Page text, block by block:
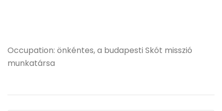
Occupation: önkéntes, a budapesti Skót misszió
munkatársa